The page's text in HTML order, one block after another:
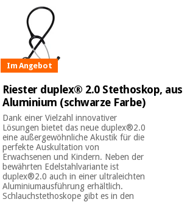
Im Angebot
Riester duplex® 2.0 Stethoskop, aus
Aluminium (schwarze Farbe)
Dank einer Vielzahl innovativer
Lösungen bietet das neue duplex®2.0
eine außergewöhnliche Akustik für die
perfekte Auskultation von
Erwachsenen und Kindern. Neben der
bewährten Edelstahlvariante ist
duplex®2.0 auch in einer ultraleichten
Aluminiumausführung erhältlich.
Schlauchstethoskope gibt es in den